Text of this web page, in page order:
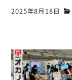
2025年8月18日
投
稿